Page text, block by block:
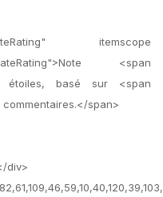
itemscope
<span
étoiles, basé sur <span
span>
div>